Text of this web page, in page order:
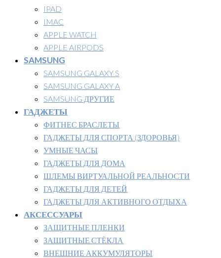
IPAD
IMAC
APPLE WATCH
APPLE AIRPODS
SAMSUNG
SAMSUNG GALAXY S
SAMSUNG GALAXY A
SAMSUNG ДРУГИЕ
ГАДЖЕТЫ
ФИТНЕС БРАСЛЕТЫ
ГАДЖЕТЫ ДЛЯ СПОРТА (ЗДОРОВЬЯ)
УМНЫЕ ЧАСЫ
ГАДЖЕТЫ ДЛЯ ДОМА
ШЛЕМЫ ВИРТУАЛЬНОЙ РЕАЛЬНОСТИ
ГАДЖЕТЫ ДЛЯ ДЕТЕЙ
ГАДЖЕТЫ ДЛЯ АКТИВНОГО ОТДЫХА
АКСЕССУАРЫ
ЗАЩИТНЫЕ ПЛЕНКИ
ЗАЩИТНЫЕ СТЁКЛА
ВНЕШНИЕ АККУМУЛЯТОРЫ